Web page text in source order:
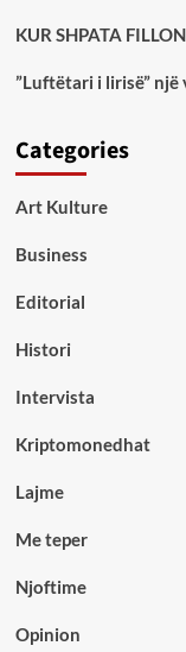
KUR SHPATA
”Luftëtari i lirisë” një
Categories
Art Kulture
Business
Editorial
Histori
Intervista
Kriptomonedhat
Lajme
Me teper
Njoftime
Opinion